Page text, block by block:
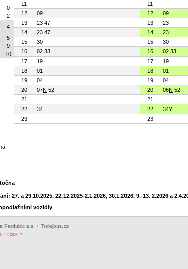
0
2
4
5
9
10
11
11
12
09 12 09
13
23 47 13 23
14
23 47 14 23
15
30 15 30
16
02 33 16 02 33
17
19 17 19
18
01 18 01
19
04 19 04
20
07N 52 20 06N 52
21
21
22
34 22 34Y
23
23
27. a 29.10.2025, 22.12.2025-2.1.2026, 30.1.2026, 9.-13. 2.2026 a
vozidly
Pardubic a.s. + Trolejbus.cz
| CSS 2